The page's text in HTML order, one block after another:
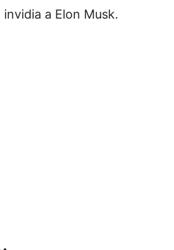
a Elon Musk.